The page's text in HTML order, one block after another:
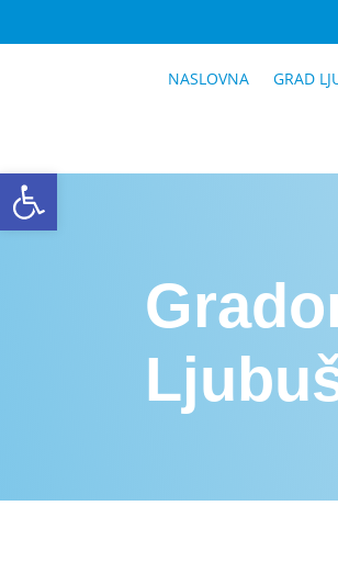
NASLOVNA GRAD
Open toolbar